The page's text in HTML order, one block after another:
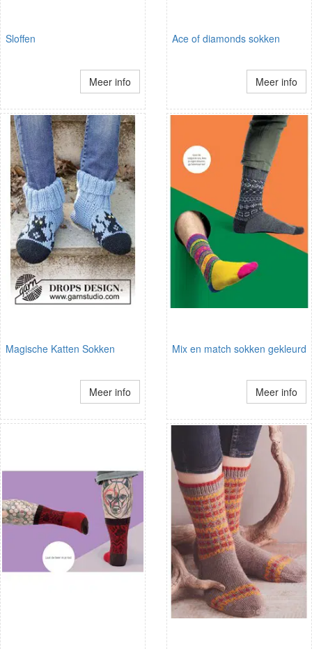
Sloffen
Meer info
Ace of diamonds sokken
Meer info
Magische Katten Sokken
Meer info
Mix en match sokken gekleurd
Meer info